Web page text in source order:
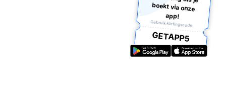
app!
Gebruik kortingscode:
GETAPP5